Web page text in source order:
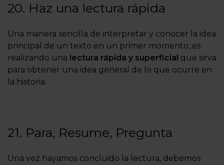
20. Haz una lectura rápida
Una manera sencilla de interpretar y conocer la idea
principal de un texto en un primer momento, es
realizando una lectura rápida y superficial que sirva
para obtener una idea general de lo que ocurre en
la historia.
21. Para, Resume, Pregunta
Una vez hayamos concluido la lectura, debemos